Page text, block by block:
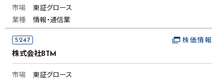
市場
東証グロース
業種
情報・通信業
5247
株式会社BTM
株価情報
市場
東証グロース